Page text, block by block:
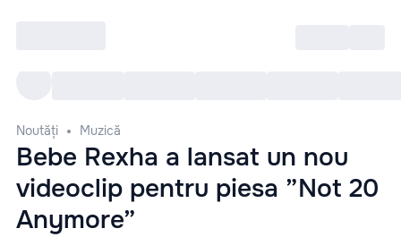
Noutăți Muzică
Bebe Rexha a lansat un nou
videoclip pentru piesa ”Not 20
Anymore”